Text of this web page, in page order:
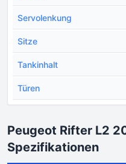
Servolenkung
Sitze
Tankinhalt
Türen
Peugeot Rifter L2
Spezifikationen